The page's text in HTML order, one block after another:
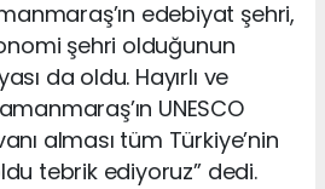
edebiyat şehri,
şehri olduğunun
da oldu. Hayırlı ve
UNESCO
alması tüm Türkiye’nin
tebrik ediyoruz” dedi.